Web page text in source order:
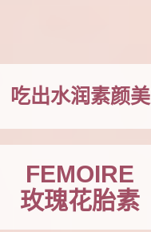
吃出水润素颜美
FEMOIRE
玫瑰花胎素